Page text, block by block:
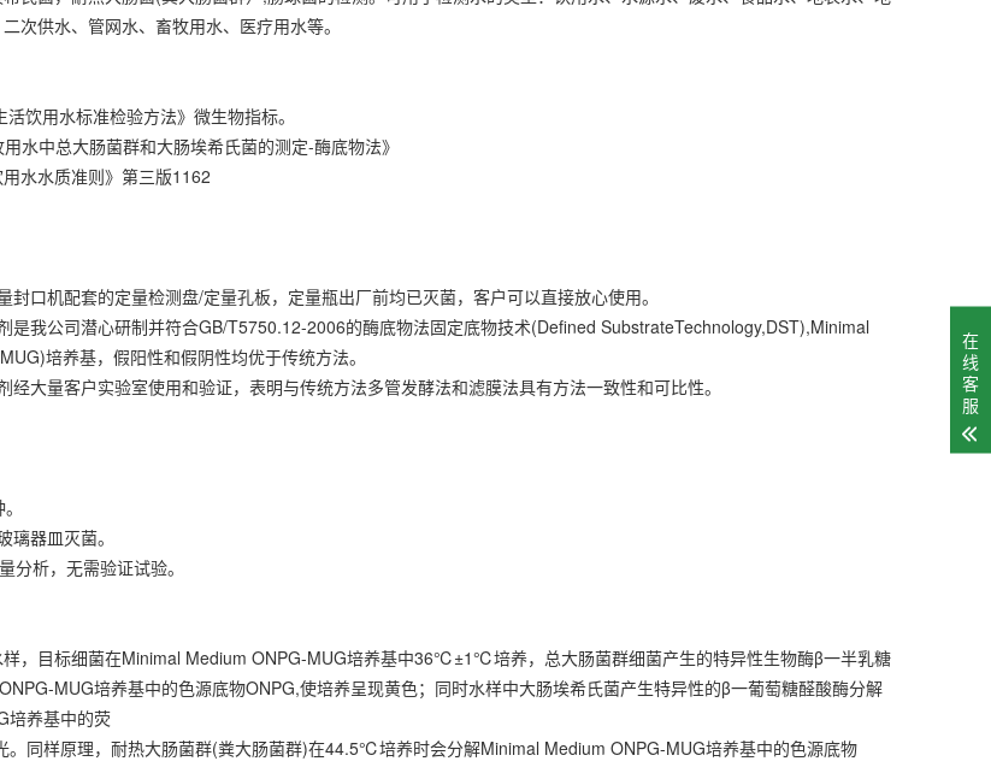
次供水、管网水、畜牧用水、医疗用水等。
饮用水标准检验方法》微生物指标。
水中总大肠菌群和大肠埃希氏菌的测定-酶底物法》
用水水质准则》第三版1162
封口机配套的定量检测盘/定量孔板，定量瓶出厂前均已灭菌，客户可以直接放心使用。
是我公司潜心研制并符合GB/T5750.12-2006的酶底物法固定底物技术(Defined SubstrateTechnology,DST),Minimal
培养基，假阳性和假阴性均优于传统方法。
经大量客户实验室使用和验证，表明与传统方法多管发酵法和滤膜法具有方法一致性和可比性。
璃器皿灭菌。
分析，无需验证试验。
，目标细菌在Minimal Medium ONPG-MUG培养基中36℃±1℃培养，总大肠菌群细菌产生的特异性生物酶β一半乳糖
MUG培养基中的色源底物ONPG,使培养呈现黄色；同时水样中大肠埃希氏菌产生特异性的β一葡萄糖醛酸酶分解
培养基中的荧
。同样原理，耐热大肠菌群(粪大肠菌群)在44.5℃培养时会分解Minimal Medium ONPG-MUG培养基中的色源底物
在
线
客
服